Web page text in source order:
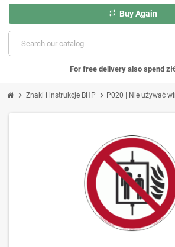
repeat Buy Again
For free delivery also spend
chevron_right Znaki i instrukcje BHP chevron_right P020 | Nie używać